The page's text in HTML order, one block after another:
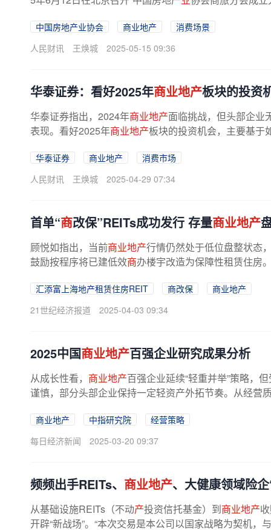
中国房地产业协会 商业地产
消费场景
人民财讯
王焕城 2025-05-15 09:36
华泰证券：看好2025年商业地产板块的投资
华泰证券指出，2024年商业地产面临挑战，但头部企业
表现。看好2025年商业地产板块的投资机会，主要基于
华泰证券 商业地产
消费市场
人民财讯
王焕城 2025-04-29 07:34
首单“商改保”REITs成功发行 存量商业地产
顾悦如指出，当前商业地产行情仍然处于低位盘整状态
鼓励按程序将已建低效商办楼宇改造为保障性租赁住房
汇添富上海地产租赁住房REIT 商改保
商业地产
21世纪经济报道
2025-04-03 09:34
2025中国商业地产百强企业研究成果分析
从成长性看， 商业地产百强企业延续“轻重并举”策略，
谨慎，部分头部企业保持一定轻资产外拓节奏。从经营
商业地产 中指研究院
经营策略
每日经济新闻
2025-03-20 09:37
频频出手REITs、 商业地产、大健康领域险
从基础设施REITs（不动产投资信托基金）到商业地产
开辟“新战场”。“本次交易是本公司以国家战略为契机